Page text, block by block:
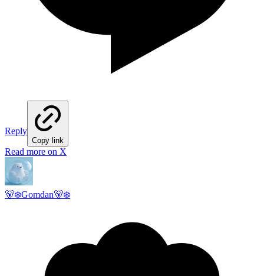
Reply
Copy link
Read more on X
🐻‍❄️Gomdan🐻‍❄️